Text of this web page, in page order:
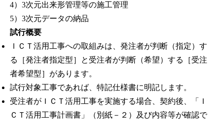
4）3次元出来形管理等の施工管理
5）3次元データの納品
試行概要
ＩＣＴ活用工事への取組みは、発注者が判断（指定）す
る［発注者指定型］と受注者が判断（希望）する［受注
者希望型］があります。
試行対象工事であれば、特記仕様書に明記します。
受注者がＩＣＴ活用工事を実施する場合、契約後、「Ｉ
ＣＴ活用工事計画書」（別紙－２）及び内容等が確認で